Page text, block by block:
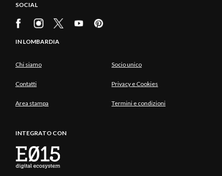
SOCIAL
IN LOMBARDIA
Chi siamo Socio unico
Contatti Privacy e Cookies
Area stampa Termini e condizioni
INTEGRATO CON